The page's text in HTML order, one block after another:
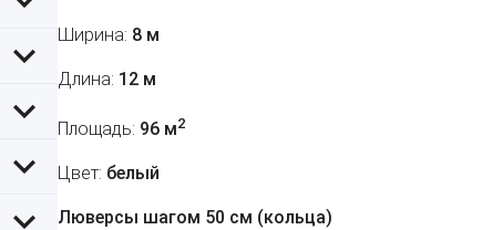
Ширина: 8 м
Длина: 12 м
Площадь: 96 м2
Цвет: белый
Люверсы шагом 50 см (кольца)